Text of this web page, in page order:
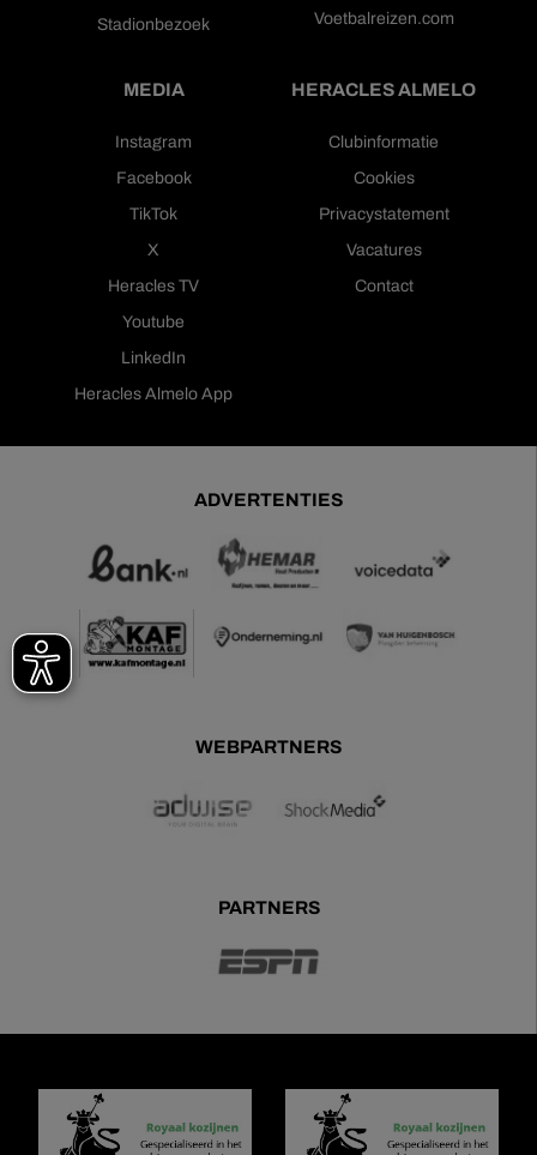
Stadionbezoek
Voetbalreizen.com
MEDIA
Instagram
Facebook
TikTok
X
Heracles TV
Youtube
LinkedIn
Heracles Almelo App
HERACLES ALMELO
Clubinformatie
Cookies
Privacystatement
Vacatures
Contact
ADVERTENTIES
WEBPARTNERS
PARTNERS